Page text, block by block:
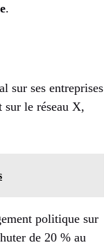
.
sur ses entreprises
le réseau X,
politique sur
de 20 % au